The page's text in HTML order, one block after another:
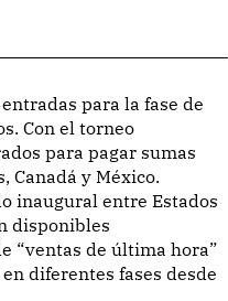
Con el torneo
para pagar sumas
Canadá y México.
inaugural entre Estados
disponibles
“ventas de última hora”
diferentes fases desde